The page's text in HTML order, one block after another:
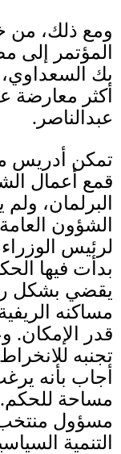
ومع ذلك، من
المؤتمر إلى
بك
أكثر
عبدالناصر .
تمكن أدريس
قمع أعمال
البرلمان،
الشؤون
لرئيس
بدأت فيها
يقضي بشكل
مساكنه
قدر الإمكان.
تجنبه
أجاب بأنه
مساحة للحكم.
مسؤول
التنمية